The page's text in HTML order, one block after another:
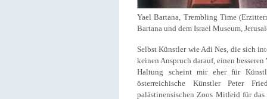
Yael Bartana, Trembling Time
Bartana und dem Israel Museum,
Selbst Künstler wie Adi Nes, die sich
keinen Anspruch darauf, einen
Haltung scheint mir eher für
österreichische Künstler Peter
palästinensischen Zoos Mitleid für